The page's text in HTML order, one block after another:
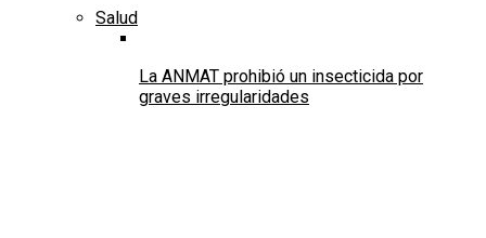
Salud
La ANMAT prohibió un insecticida por
graves irregularidades